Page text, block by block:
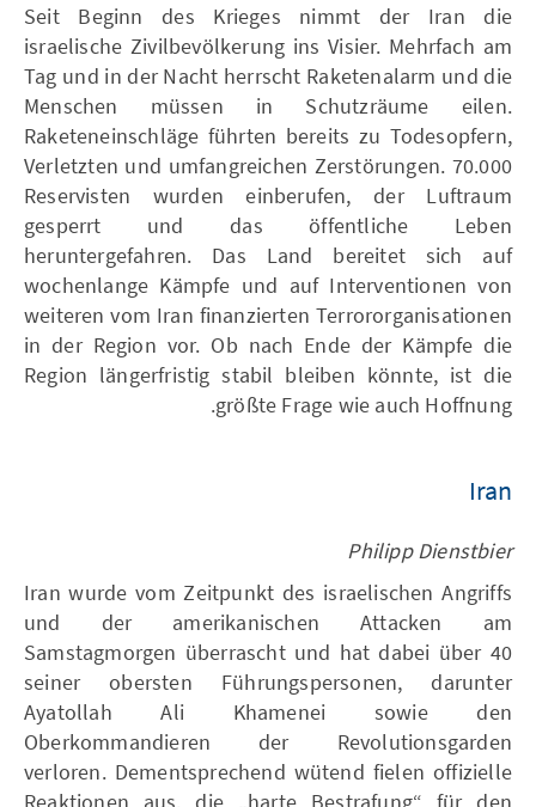
Seit Beginn des Krieges nimmt der Iran die
israelische Zivilbevölkerung ins Visier. Mehrfach am
Tag und in der Nacht herrscht Raketenalarm und die
Menschen müssen in Schutzräume eilen.
Raketeneinschläge führten bereits zu Todesopfern,
Verletzten und umfangreichen Zerstörungen. 70.000
Reservisten wurden einberufen, der Luftraum
gesperrt und das öffentliche Leben
heruntergefahren. Das Land bereitet sich auf
wochenlange Kämpfe und auf Interventionen von
weiteren vom Iran finanzierten Terrororganisationen
in der Region vor. Ob nach Ende der Kämpfe die
Region längerfristig stabil bleiben könnte, ist die
größte Frage wie auch Hoffnung.
Iran
Philipp Dienstbier
Iran wurde vom Zeitpunkt des israelischen Angriffs
und der amerikanischen Attacken am
Samstagmorgen überrascht und hat dabei über 40
seiner obersten Führungspersonen, darunter
Ayatollah Ali Khamenei sowie den
Oberkommandieren der Revolutionsgarden
verloren. Dementsprechend wütend fielen offizielle
Reaktionen aus, die „harte Bestrafung“ für den